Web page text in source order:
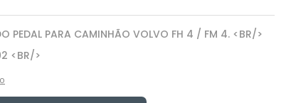
PEDAL PARA CAMINHÃO VOLVO FH 4 / FM 4. <BR/>
<BR/>